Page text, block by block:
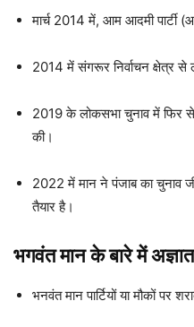
मार्च 2014 में, आम आदमी पार्टी
2014 में संगरूर निर्वाचन क्षेत्र
2019 के लोकसभा चुनाव में फिर से
की।
2022 में मान ने पंजाब का चुनाव
तैयार है।
भगवंत मान के बारे में
भनवंत मान पार्टियों या मौकों पर